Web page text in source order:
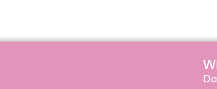
Om de website goed te
Zie onze